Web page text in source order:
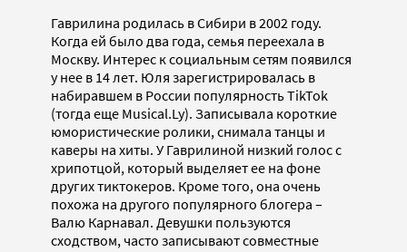
Гаврилина родилась в Сибири в 2002 году.
Когда ей было два года, семья переехала в
Москву. Интерес к социальным сетям появился
у нее в 14 лет. Юля зарегистрировалась в
набиравшем в России популярность TikTok
(тогда еще Musical.Ly). Записывала короткие
юмористические ролики, снимала танцы и
каверы на хиты. У Гаврилиной низкий голос с
хрипотцой, который выделяет ее на фоне
других тиктокеров. Кроме того, она очень
похожа на другого популярного блогера –
Валю Карнавал. Девушки пользуются
сходством, часто записывают совместные